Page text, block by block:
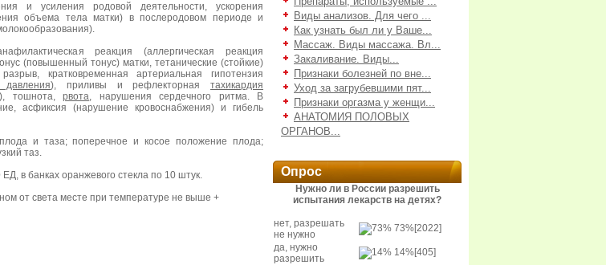
и усиления родовой деятельности, ускорения
объема тела матки) в послеродовом периоде и
реакция (аллергическая реакция
(повышенный тонус) матки, тетанические (стойкие)
кратковременная артериальная гипотензия
давления), приливы и рефлекторнаятахикардия
тошнота,рвота, нарушения сердечного ритма. В
асфиксия (нарушение кровоснабжения) и гибель
и таза; поперечное и косое положение плода;
таз.
в банках оранжевого стекла по 10 штук.
от света месте при температуре не выше +
Виды анализов. Для чего ...
Как узнать был ли у Ваше...
Массаж. Виды массажа. Вл...
Закаливание. Виды...
Признаки болезней по вне...
Уход за загрубевшими пят...
Признаки оргазма у женщи...
АНАТОМИЯ ПОЛОВЫХ
ОРГАНОВ...
Опрос
Нужно ли в России разрешить
испытания лекарств на детях?
нет, разрешать
не нужно
73%[2022]
да, нужно
разрешить
14%[405]